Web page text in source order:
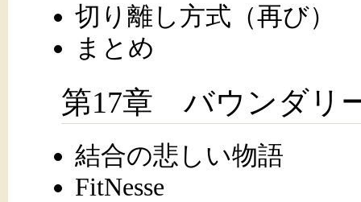
切り離し方式（再び）
まとめ
第17章 バウンダリ
結合の悲しい物語
FitNesse